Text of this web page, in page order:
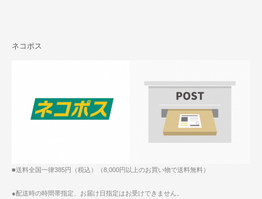
ネコポス
■送料全国一律385円（税込）（8,000円以上のお買い物で送料無料）
●配送時の時間帯指定、お届け日指定はお受けできません。